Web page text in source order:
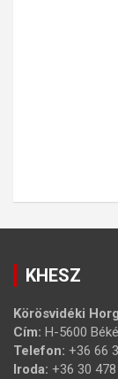
KHESZ
Körösvidéki
Cím: H-5600
Telefon: +36 66
Iroda: +36 30